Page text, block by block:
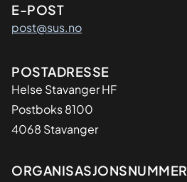
E-POST
post@sus.no
Adresse
POSTADRESSE
Helse Stavanger HF
Postboks 8100
4068 Stavanger
Organisasjon
ORGANISASJONSNUMMER